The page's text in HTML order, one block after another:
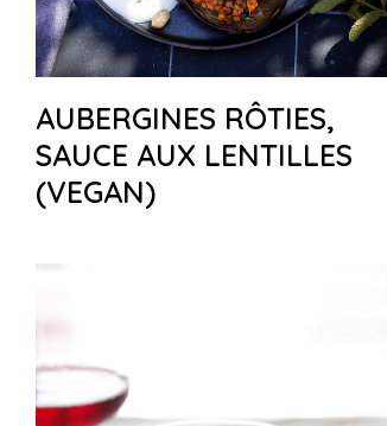
AUBERGINES RÔTIES,
SAUCE AUX LENTILLES
(VEGAN)